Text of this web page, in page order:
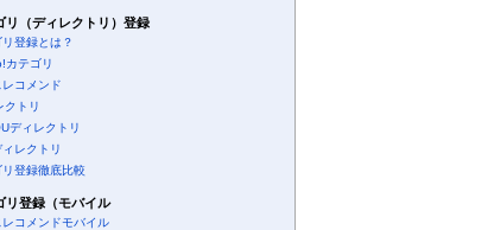
リ（ディレクトリ）登録
リ登録とは？
カテゴリ
レコメンド
クトリ
ディレクトリ
レクトリ
リ登録徹底比較
リ登録（モバイル
レコメンドモバイル